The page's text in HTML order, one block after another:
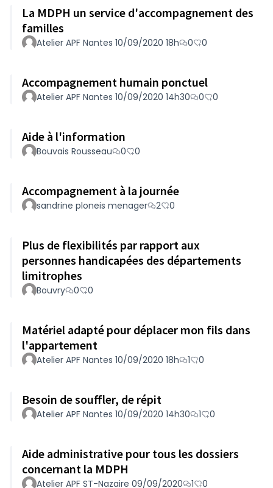
La MDPH un service d'accompagnement des
familles
Atelier APF Nantes 10/09/2020 18h 0 0
Accompagnement humain ponctuel
Atelier APF Nantes 10/09/2020 14h30 0 0
Aide à l'information
Bouvais Rousseau 0 0
Accompagnement à la journée
sandrine ploneis menager 2 0
Plus de flexibilités par rapport aux
personnes handicapées des départements
limitrophes
Bouvry 0 0
Matériel adapté pour déplacer mon fils dans
l'appartement
Atelier APF Nantes 10/09/2020 18h 1 0
Besoin de souffler, de répit
Atelier APF Nantes 10/09/2020 14h30 1 0
Aide administrative pour tous les dossiers
concernant la MDPH
Atelier APF ST-Nazaire 09/09/2020 1 0